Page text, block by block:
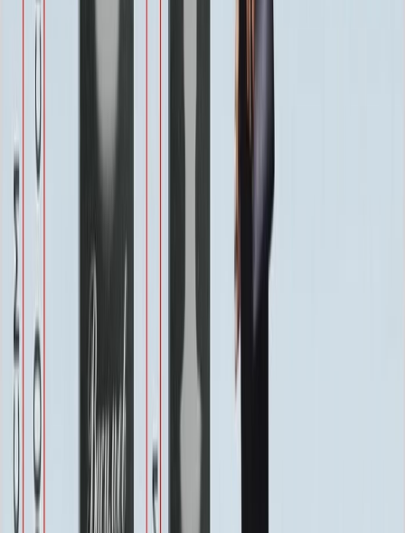
Бесплатно
Бесплатно
2 000 ₽
Установка
Установка
Стандартная
Бесплатно
Усиленная
Бесплатно
Доставка
Доставка
Самовывоз
Бесплатно
2 250 ₽
Мос. Обл. (от МКАД до 50 км)
3 000 ₽
Мос. Обл. (от МКАД до 100 км)
3 750 ₽